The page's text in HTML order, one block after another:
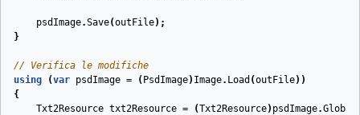
psdImage.Save(outFile);
}
// Verifica le modifiche
using
(var psdImage = ( PsdImage) Image. Load (outFile))
{
Txt2Resource txt2Resource = (Txt2Resource) psdImage.